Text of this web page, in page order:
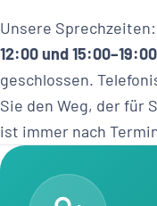
Unsere Sprechzeiten:
12:00 und
geschlossen.
Sie den Weg, der für
ist immer nach